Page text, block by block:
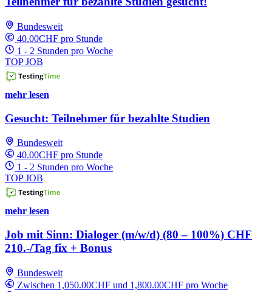
Bundesweit
40.00CHF pro Stunde
1 - 2 Stunden pro Woche
TOP JOB
mehr lesen
Gesucht: Teilnehmer für bezahlte Studien
Bundesweit
40.00CHF pro Stunde
1 - 2 Stunden pro Woche
TOP JOB
mehr lesen
Job mit Sinn: Dialoger (m/w/d) (80 – 100%) CHF
210.-/Tag fix + Bonus
Bundesweit
Zwischen 1,050.00CHF und 1,800.00CHF pro Woche